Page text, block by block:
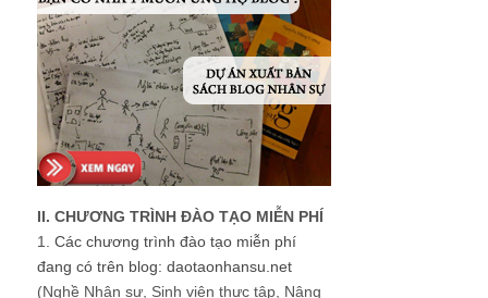
II. CHƯƠNG TRÌNH ĐÀO TẠO MIỄN PHÍ
1. Các chương trình đào tạo miễn phí
đang có trên blog: daotaonhansu.net
(Nghề Nhân sự, Sinh viên thực tập, Nâng